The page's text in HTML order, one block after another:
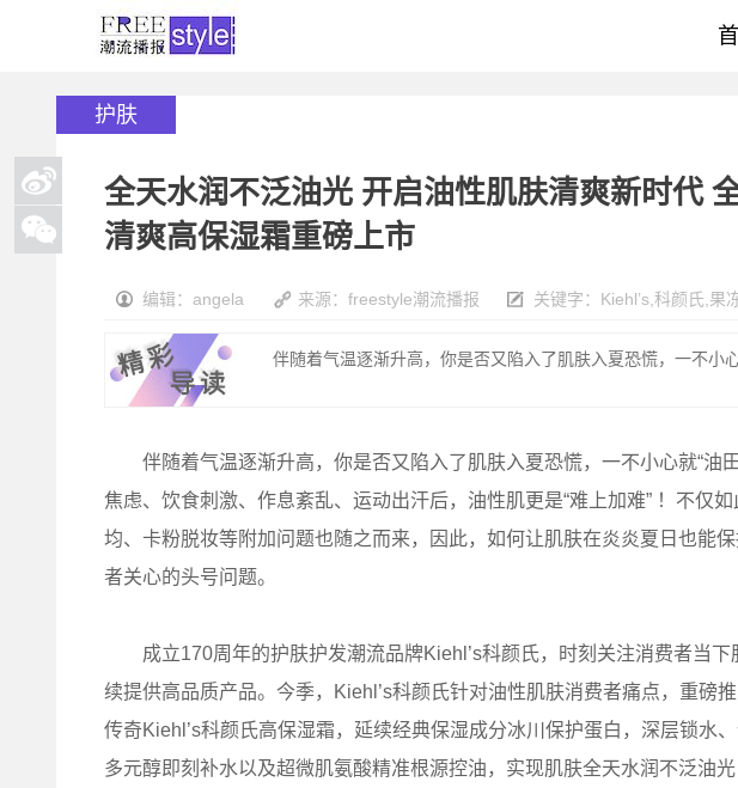
护肤
全天水润不泛油光 开启油性肌肤清爽新时代
清爽高保湿霜重磅上市
编辑：angela 来源：freestyle潮流播报 关键字： Kiehl’s 科颜氏 果
伴随着气温逐渐升高，你是否又陷入了肌肤入夏恐慌，一不小心
伴随着气温逐渐升高，你是否又陷入了肌肤入夏恐慌，一不小心就“油
焦虑、饮食刺激、作息紊乱、运动出汗后，油性肌更是“难上加难” ！不仅
均、卡粉脱妆等附加问题也随之而来，因此，如何让肌肤在炎炎夏日也能
者关心的头号问题。
成立170周年的护肤护发潮流品牌Kiehl’s科颜氏，时刻关注消费者当下
续提供高品质产品。今季，Kiehl’s科颜氏针对油性肌肤消费者痛点，重磅
传奇Kiehl’s科颜氏高保湿霜，延续经典保湿成分冰川保护蛋白，深层锁水
多元醇即刻补水以及超微肌氨酸精准根源控油，实现肌肤全天水润不泛油光